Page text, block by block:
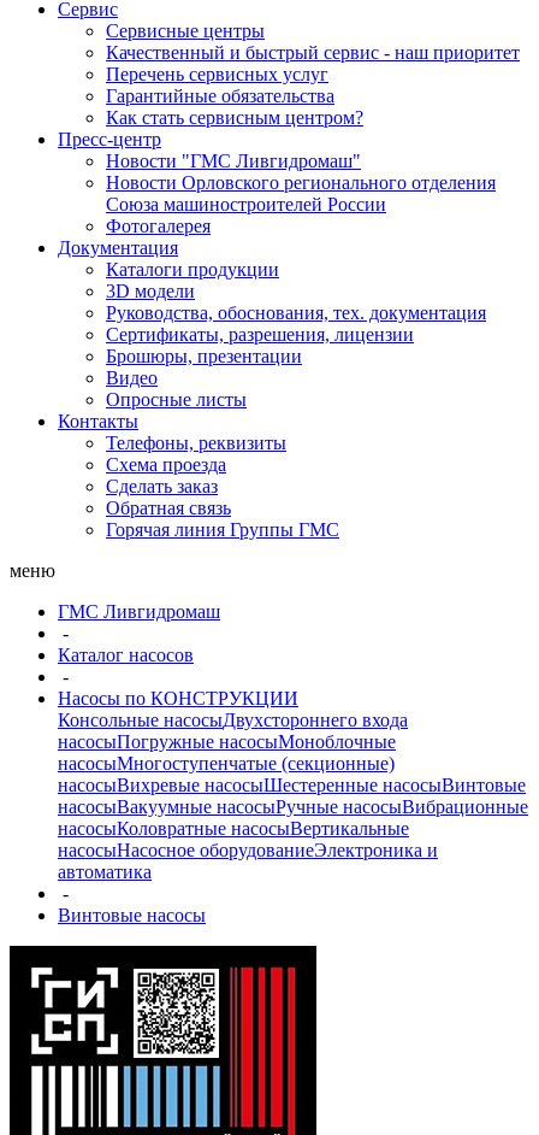
Сервис
Сервисные центры
Качественный и быстрый сервис - наш приоритет
Перечень сервисных услуг
Гарантийные обязательства
Как стать сервисным центром?
Пресс-центр
Новости "ГМС Ливгидромаш"
Новости Орловского регионального отделения
Союза машиностроителей России
Фотогалерея
Документация
Каталоги продукции
3D модели
Руководства, обоснования, тех. документация
Сертификаты, разрешения, лицензии
Брошюры, презентации
Видео
Опросные листы
Контакты
Телефоны, реквизиты
Схема проезда
Сделать заказ
Обратная связь
Горячая линия Группы ГМС
меню
ГМС Ливгидромаш
-
Каталог насосов
-
Насосы по КОНСТРУКЦИИ
Консольные насосыДвухстороннего входа
насосыПогружные насосыМоноблочные
насосыМногоступенчатые (секционные)
насосыВихревые насосыШестеренные насосыВинтовые
насосыВакуумные насосыРучные насосыВибрационные
насосыКоловратные насосыВертикальные
насосыНасосное оборудованиеЭлектроника и
автоматика
-
Винтовые насосы